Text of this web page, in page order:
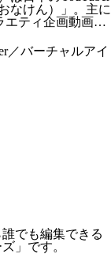
なけん）」。主に
エティ企画動画…
／バーチャルアイ
誰でも編集できる
ズ 」です。